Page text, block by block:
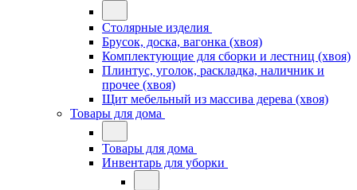
Столярные изделия
Брусок, доска, вагонка (хвоя)
Комплектующие для сборки и лестниц (хвоя)
Плинтус, уголок, раскладка, наличник и
прочее (хвоя)
Щит мебельный из массива дерева (хвоя)
Товары для дома
Товары для дома
Инвентарь для уборки